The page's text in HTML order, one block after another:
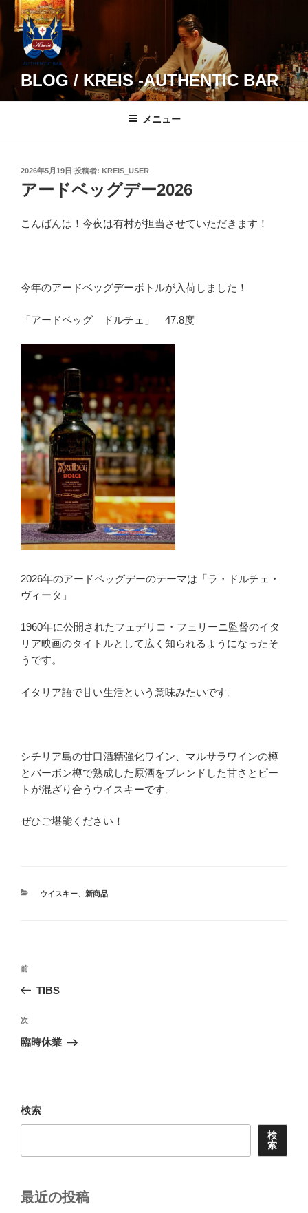
コ
BLOG / KREIS -AUTHENTIC BAR
メニュー
投
稿
日:
2026年5月19日 投稿者: KREIS_USER
アードベッグデー2026
こんばんは！今夜は有村が担当させていただきます！
今年のアードベッグデーボトルが入荷しました！
「アードベッグ ドルチェ」 47.8度
2026年のアードベッグデーのテーマは「ラ・ドルチェ・
ヴィータ」
1960年に公開されたフェデリコ・フェリーニ監督のイタ
リア映画のタイトルとして広く知られるようになったそ
うです。
イタリア語で甘い生活という意味みたいです。
シチリア島の甘口酒精強化ワイン、マルサラワインの樽
とバーボン樽で熟成した原酒をブレンドした甘さとピー
トが混ざり合うウイスキーです。
ぜひご堪能ください！
カ
ウイスキー、 新商品
投
ビ
ゲ
ン
前
の
稿
前
TIBS
次
の
次
臨時休業
検索
検
索
最近の投稿